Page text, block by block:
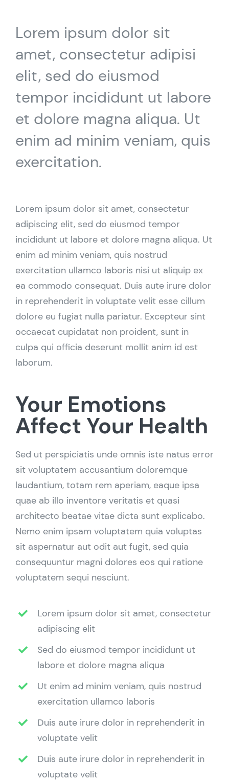
Contact Us
COMPANY PROFILE
Lorem ipsum dolor sit
amet, consectetur adipisi
elit, sed do eiusmod
tempor incididunt ut labore
et dolore magna aliqua. Ut
enim ad minim veniam, quis
exercitation.
Lorem ipsum dolor sit amet, consectetur
adipiscing elit, sed do eiusmod tempor
incididunt ut labore et dolore magna aliqua. Ut
enim ad minim veniam, quis nostrud
exercitation ullamco laboris nisi ut aliquip ex
ea commodo consequat. Duis aute irure dolor
in reprehenderit in voluptate velit esse cillum
dolore eu fugiat nulla pariatur. Excepteur sint
occaecat cupidatat non proident, sunt in
culpa qui officia deserunt mollit anim id est
laborum.
Your Emotions
Affect Your Health
Sed ut perspiciatis unde omnis iste natus error
sit voluptatem accusantium doloremque
laudantium, totam rem aperiam, eaque ipsa
quae ab illo inventore veritatis et quasi
architecto beatae vitae dicta sunt explicabo.
Nemo enim ipsam voluptatem quia voluptas
sit aspernatur aut odit aut fugit, sed quia
consequuntur magni dolores eos qui ratione
voluptatem sequi nesciunt.
Lorem ipsum dolor sit amet, consectetur
adipiscing elit
Sed do eiusmod tempor incididunt ut
labore et dolore magna aliqua
Ut enim ad minim veniam, quis nostrud
exercitation ullamco laboris
Duis aute irure dolor in reprehenderit in
voluptate velit
Duis aute irure dolor in reprehenderit in
voluptate velit